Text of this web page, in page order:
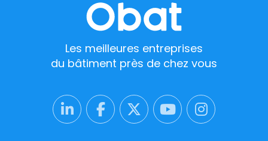
Les meilleures entreprises
du bâtiment près de chez vous